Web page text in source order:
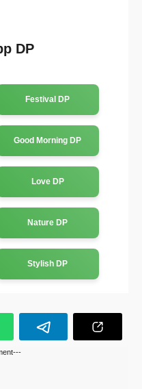
DP
Festival DP
Good Morning DP
Love DP
Nature DP
Stylish DP